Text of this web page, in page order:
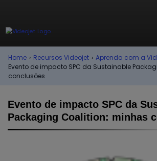
Home › Recursos Videojet › Aprenda com a
Evento de impacto SPC da Sustainable
conclusões
Evento de impacto SPC da
Packaging Coalition: minhas